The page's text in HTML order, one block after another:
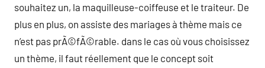
souhaitez un, la maquilleuse-coiffeuse et le traiteur. De
plus en plus, on assiste des mariages à thème mais ce
n’est pas prÃ©fÃ©rable. dans le cas où vous choisissez
un thème, il faut réellement que le concept soit